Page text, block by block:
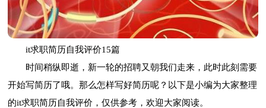
it求职简历自我评价15篇
时间稍纵即逝，新一轮的招聘又朝我们走来，此时此刻需要
开始写简历了哦。那么怎样写好简历呢？以下是小编为大家整理
的it求职简历自我评价，仅供参考，欢迎大家阅读。